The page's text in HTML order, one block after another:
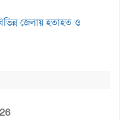
জেলায় হতাহত ও